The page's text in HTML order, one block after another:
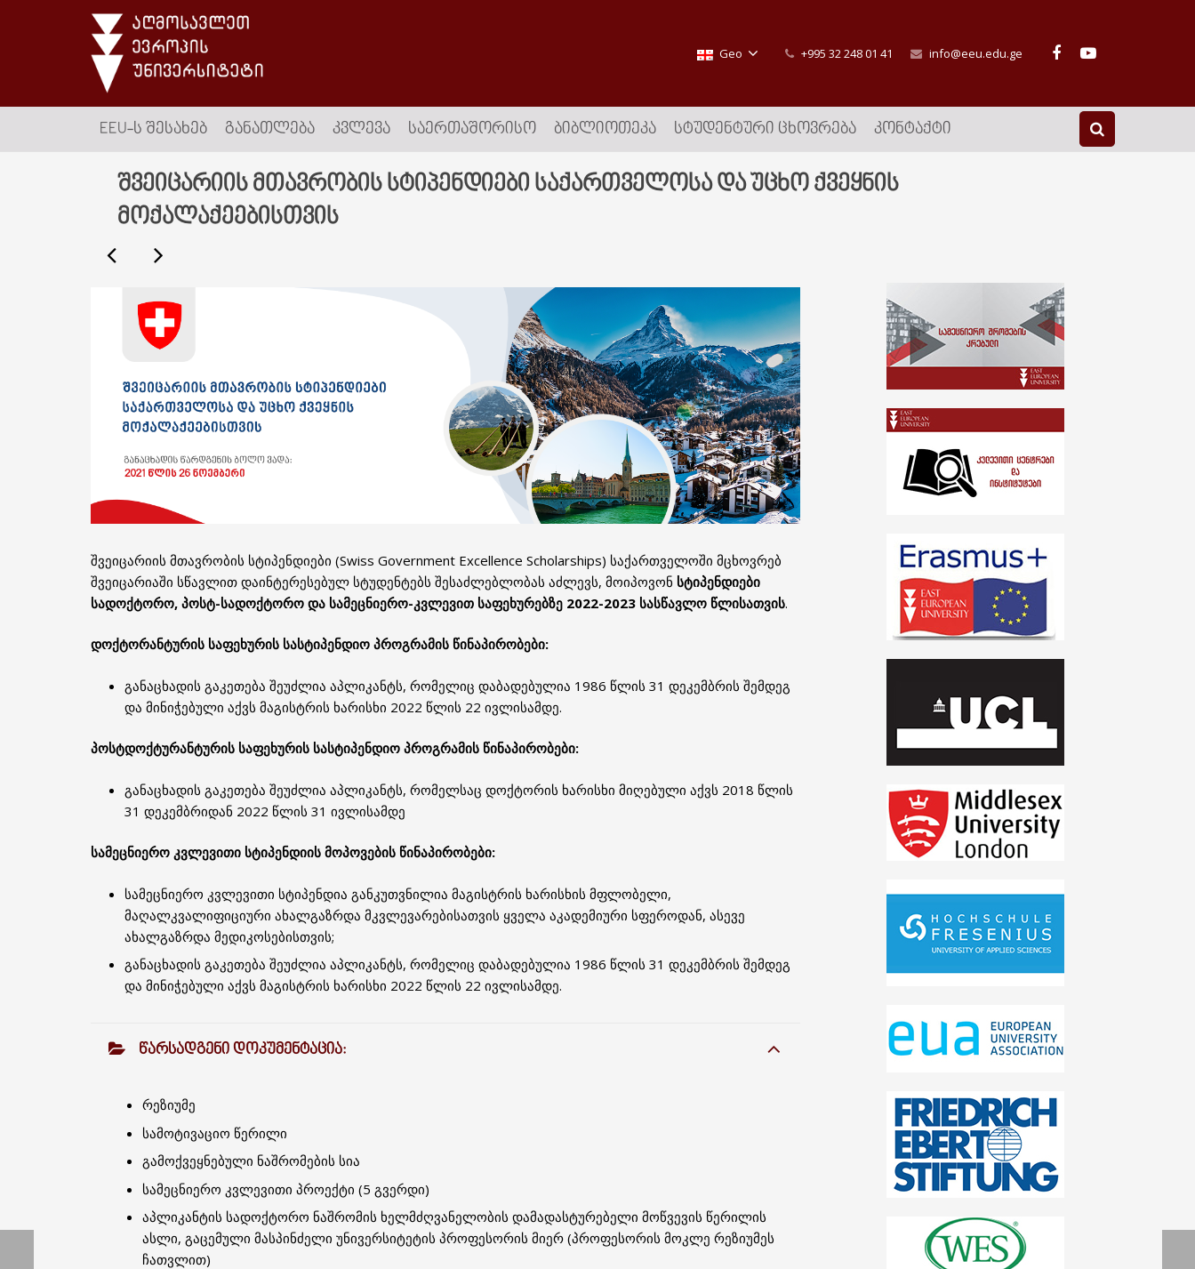
Geo +995 32 248 01 41 info@eeu.edu.ge
EEU-Ს ᲨᲔᲡᲐᲮᲔᲑ ᲒᲐᲜᲐᲗᲚᲔᲑᲐ ᲙᲕᲚᲔᲕᲐ ᲡᲐᲔᲠᲗᲐᲨᲝᲠᲘᲡᲝ ᲑᲘᲑᲚᲘᲝᲗᲔᲙᲐ ᲡᲢᲣᲓᲔᲜᲢᲣᲠᲘ ᲪᲮᲝᲕᲠᲔᲑᲐ ᲙᲝᲜᲢᲐᲥᲢᲘ
შვეიცარიის მთავრობის სტიპენდიები საქართველოსა და უცხო ქვეყნის
მოქალაქეებისთვის
შვეიცარიის მთავრობის სტიპენდიები (Swiss Government Excellence Scholarships) საქართველოში მცხოვრებ
შვეიცარიაში სწავლით დაინტერესებულ სტუდენტებს შესაძლებლობას აძლევს, მოიპოვონ სტიპენდიები
სადოქტორო, პოსტ-სადოქტორო და სამეცნიერო-კვლევით საფეხურებზე 2022-2023 სასწავლო წლისათვის.
დოქტორანტურის საფეხურის სასტიპენდიო პროგრამის წინაპირობები:
განაცხადის გაკეთება შეუძლია აპლიკანტს, რომელიც დაბადებულია 1986 წლის 31 დეკემბრის შემდეგ
და მინიჭებული აქვს მაგისტრის ხარისხი 2022 წლის 22 ივლისამდე.
პოსტდოქტურანტურის საფეხურის სასტიპენდიო პროგრამის წინაპირობები:
განაცხადის გაკეთება შეუძლია აპლიკანტს, რომელსაც დოქტორის ხარისხი მიღებული აქვს 2018 წლის
31 დეკემბრიდან 2022 წლის 31 ივლისამდე
სამეცნიერო კვლევითი სტიპენდიის მოპოვების წინაპირობები:
სამეცნიერო კვლევითი სტიპენდია განკუთვნილია მაგისტრის ხარისხის მფლობელი,
მაღალკვალიფიციური ახალგაზრდა მკვლევარებისათვის ყველა აკადემიური სფეროდან, ასევე
ახალგაზრდა მედიკოსებისთვის;
განაცხადის გაკეთება შეუძლია აპლიკანტს, რომელიც დაბადებულია 1986 წლის 31 დეკემბრის შემდეგ
და მინიჭებული აქვს მაგისტრის ხარისხი 2022 წლის 22 ივლისამდე.
ᲬᲐᲠᲡᲐᲓᲒᲔᲜᲘ ᲓᲝᲙᲣᲛᲔᲜᲢᲐᲪᲘᲐ:
რეზიუმე
სამოტივაციო წერილი
გამოქვეყნებული ნაშრომების სია
სამეცნიერო კვლევითი პროექტი (5 გვერდი)
აპლიკანტის სადოქტორო ნაშრომის ხელმძღვანელობის დამადასტურებელი მოწვევის წერილის
ასლი, გაცემული მასპინძელი უნივერსიტეტის პროფესორის მიერ (პროფესორის მოკლე რეზიუმეს
ჩათვლით)